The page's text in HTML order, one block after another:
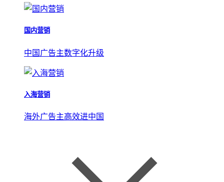
国内营销
中国广告主数字化升级
入海营销
海外广告主高效进中国